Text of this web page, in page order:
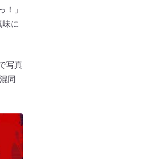
」
に
写真
同